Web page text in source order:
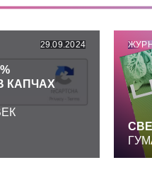
29.09.2024
%
КАПЧАХ